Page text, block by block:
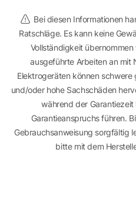
Bei diesen Informationen
Ratschläge. Es kann keine
Vollständigkeit
ausgeführte Arbeiten an mit
Elektrogeräten können
und/oder hohe Sachschäden
während der
Garantieanspruchs führen.
Gebrauchsanweisung sorgfältig
bitte mit dem